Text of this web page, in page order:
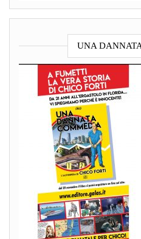
UNA